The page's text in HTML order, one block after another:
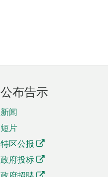
公布告示
新闻
短片
特区公报
政府投标